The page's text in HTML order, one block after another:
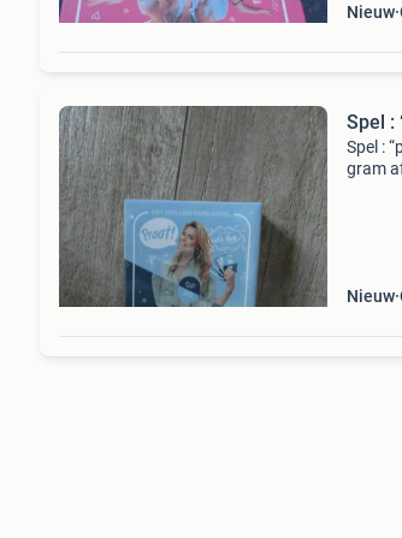
Nieuw
Spel :
Spel :
gram
Nieuw